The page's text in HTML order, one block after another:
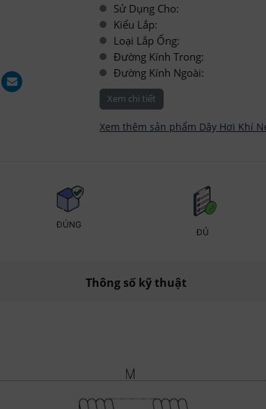
Sử Dụng Cho:
Kiểu Lắp:
Loại Lắp Ống:
Đường Kính Trong:
Đường Kính Ngoài:
Xem chi tiết
Xem thêm sản phẩm Dây Hơi Khí
ĐÚNG
ĐỦ
Thông số kỹ thuật